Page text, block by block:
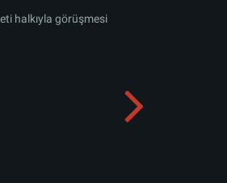
halkıyla görüşmesi